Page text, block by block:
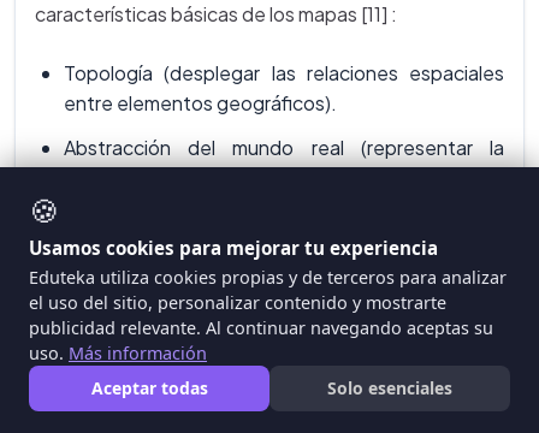
características básicas de los mapas [11] :
Topología (desplegar las relaciones espaciales
entre elementos geográficos).
Abstracción del mundo real (representar la
geográficos).
Proyección (construir mapas sobre una superficie
plana bidimensional).
Escala (representar las dimensiones de la realidad
a escala).
🍪
Usamos cookies para mejorar tu experiencia
Eduteka utiliza cookies propias y de terceros para analizar
el uso del sitio, personalizar contenido y mostrarte
publicidad relevante. Al continuar navegando aceptas su
uso. Más información
Aceptar todas
Solo esenciales